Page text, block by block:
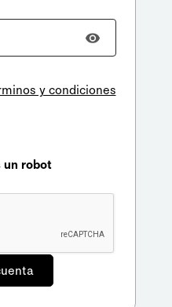
y condiciones
un robot